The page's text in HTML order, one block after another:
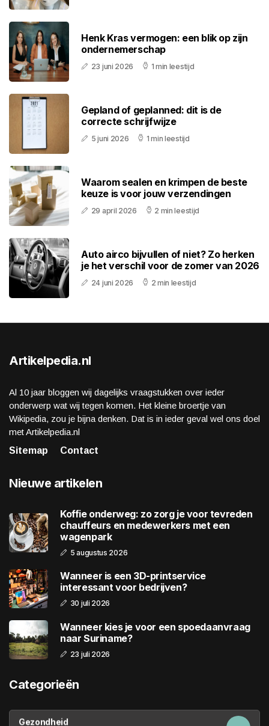
Henk Kras vermogen: een blik op zijn
ondernemerschap
23 juni 2026 1 min leestijd
Gepland of geplanned: dit is de
correcte schrijfwijze
5 juni 2026 1 min leestijd
Waarom sealen en krimpen de beste
keuze is voor jouw verzendingen
29 april 2026 2 min leestijd
Auto airco bijvullen of niet? Zo herken
je het verschil voor de zomer van 2026
24 juni 2026 2 min leestijd
Artikelpedia.nl
Al 10 jaar bloggen wij dagelijks vraagstukken over ieder
onderwerp wat wij tegen komen. Het kleine broertje van
Wikipedia, zou je bijna denken. Dat is in ieder geval wel ons doel
met Artikelpedia.nl
Sitemap
Contact
Nieuwe artikelen
Koffie onderweg: zo zorg je voor tevreden
chauffeurs en medewerkers met een
wagenpark
5 augustus 2026
Wanneer is een 3D-printservice
interessant voor bedrijven?
30 juli 2026
Wanneer kies je voor een spoedaanvraag
naar Suriname?
23 juli 2026
Categorieën
Gezondheid